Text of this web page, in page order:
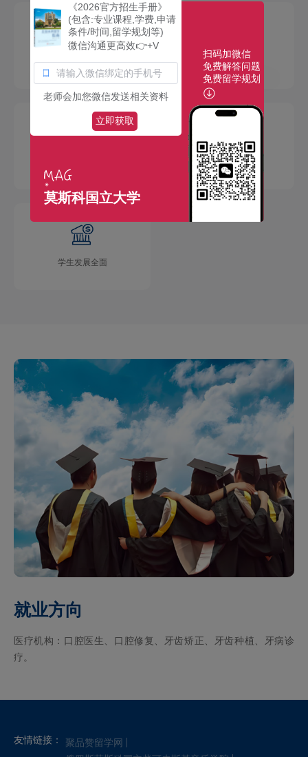
校园环境优美 社团活动多彩
学术成果丰硕
学生发展全面
就业方向
医疗机构：口腔医生、口腔修复、牙齿矫正、牙齿种植、牙病诊
疗。
友情链接：
聚品赞留学网
《2026官方招生手册》
(包含:专业课程,学费,申请
条件/时间,留学规划等)
微信沟通更高效👉+V
老师会加您微信发送相关资料
立即获取
莫斯科国立大学
扫码加微信
免费解答问题
免费留学规划